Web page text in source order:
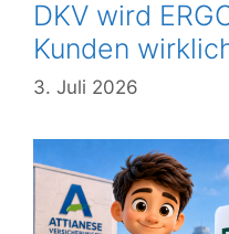
DKV wird
Kunden
3. Juli 2026